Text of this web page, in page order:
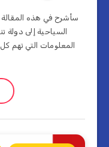
سأشرح في هذه المقالة
السياحية إلى دولة
المعلومات التي تهم